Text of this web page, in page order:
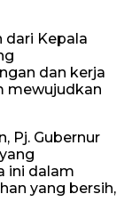
dari Kepala
dan kerja
mewujudkan
Pj. Gubernur
ini dalam
yang bersih,